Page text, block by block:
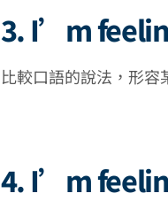
3. I’m
比較口語的說法，形容
4. I’m